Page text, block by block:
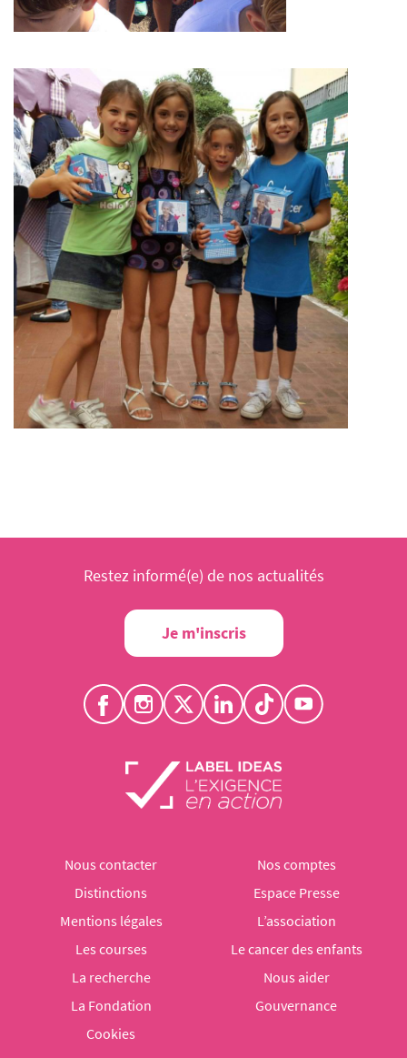
Restez informé(e) de nos actualités
Je m'inscris
Nous contacter
Nos comptes
Distinctions
Espace Presse
Mentions légales
L’association
Les courses
Le cancer des enfants
La recherche
Nous aider
La Fondation
Gouvernance
Cookies